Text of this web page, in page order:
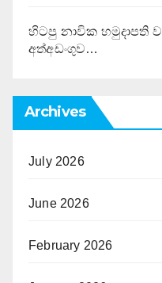
හිටපු නාවික හමුදාපති
අත්අඩංගුව…
Archives
July 2026
June 2026
February 2026